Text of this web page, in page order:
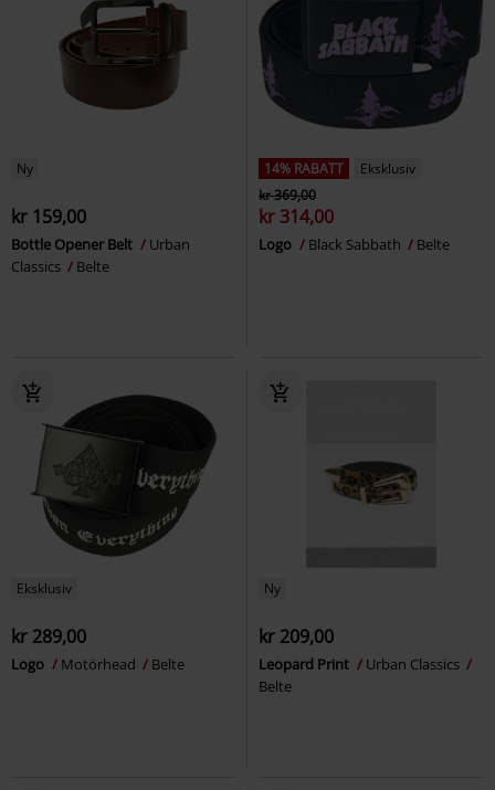
Ny
kr 159,00
Bottle Opener Belt
Urban
Classics
Belte
14% RABATT
Eksklusiv
kr 369,00
kr 314,00
Logo Black Sabbath Belte
Eksklusiv
kr 289,00
Logo Motörhead Belte
Ny
kr 209,00
Leopard Print
Urban Classics
Belte